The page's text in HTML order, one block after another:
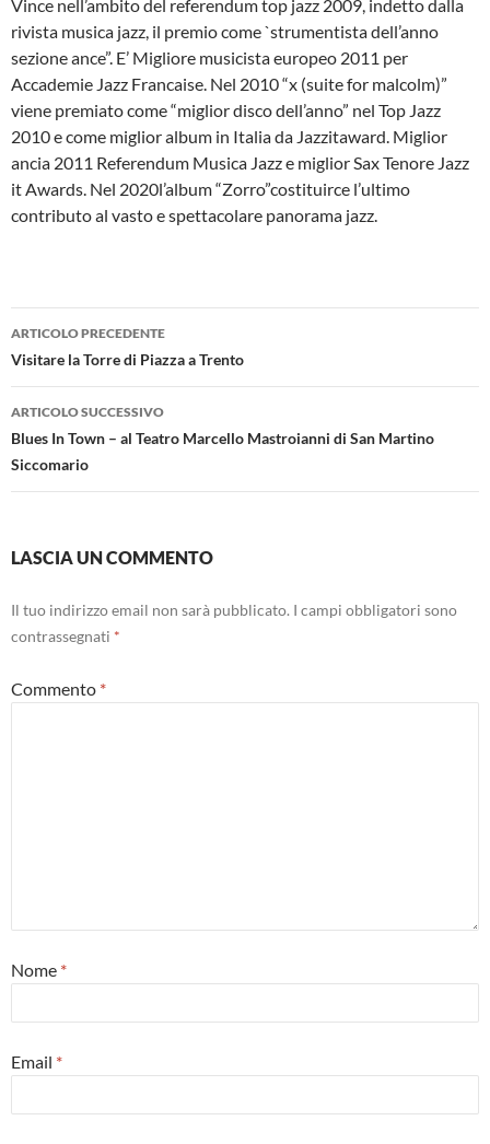
Vince nell’ambito del referendum top jazz 2009, indetto dalla
rivista musica jazz, il premio come `strumentista dell’anno
sezione ance”. E’ Migliore musicista europeo 2011 per
Accademie Jazz Francaise. Nel 2010 “x (suite for malcolm)”
viene premiato come “miglior disco dell’anno” nel Top Jazz
2010 e come miglior album in Italia da Jazzitaward. Miglior
ancia 2011 Referendum Musica Jazz e miglior Sax Tenore Jazz
it Awards. Nel 2020l’album “Zorro”costituirce l’ultimo
contributo al vasto e spettacolare panorama jazz.
Navigazione
articolo
ARTICOLO PRECEDENTE
Visitare la Torre di Piazza a Trento
ARTICOLO SUCCESSIVO
Blues In Town – al Teatro Marcello Mastroianni di San Martino
Siccomario
LASCIA UN COMMENTO
Il tuo indirizzo email non sarà pubblicato. I campi obbligatori sono
contrassegnati *
Commento *
Nome *
Email *